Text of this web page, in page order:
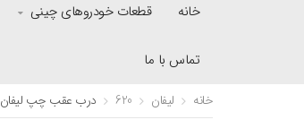
خانه قطعات خودروهای چینی
تماس با ما
خانه لیفان 620 درب عقب چپ لیفان ۶۲۰ شرکتی